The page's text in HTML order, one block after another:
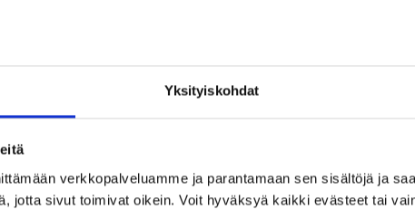
Yksityiskohdat
verkkopalveluamme ja parantamaan sen sisältöjä ja
jotta sivut toimivat oikein. Voit hyväksyä kaikki evästeet tai
syistä lähes sama kuin Venäjällä. TEN-T-asetus
1435 mm:n raideleveyden käyttöönoton uusien
tarvitaan